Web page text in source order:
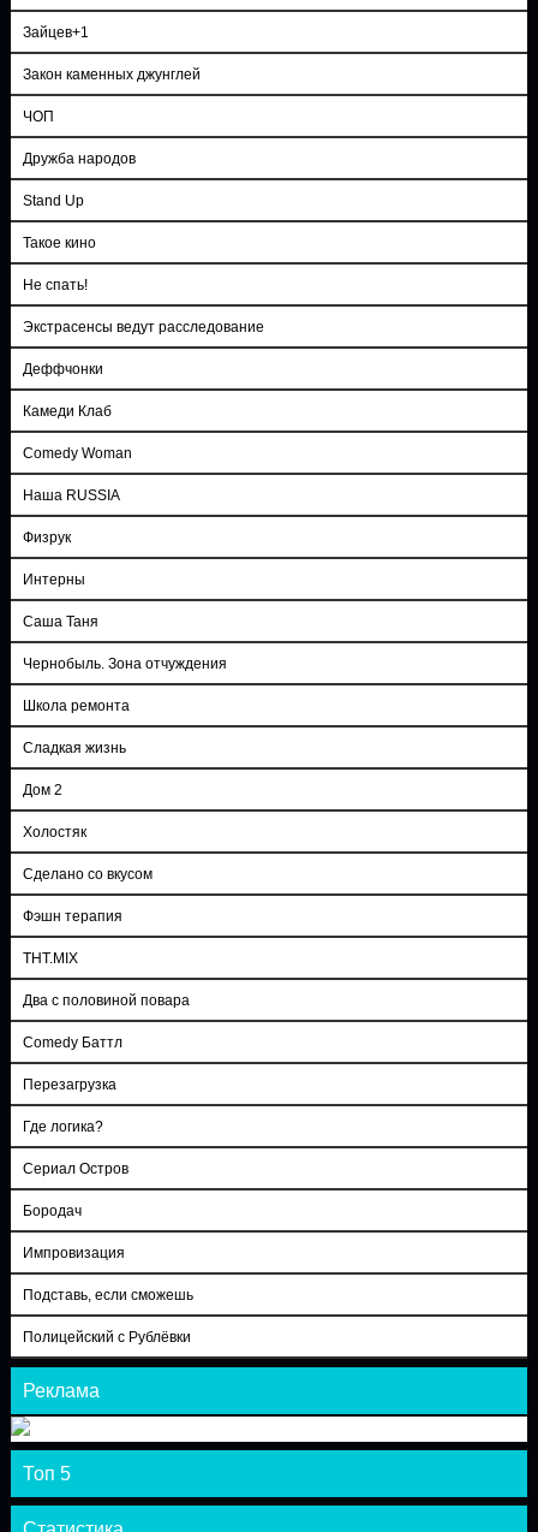
Зайцев+1
Закон каменных джунглей
ЧОП
Дружба народов
Stand Up
Такое кино
Не спать!
Экстрасенсы ведут расследование
Деффчонки
Камеди Клаб
Comedy Woman
Наша RUSSIA
Физрук
Интерны
Саша Таня
Чернобыль. Зона отчуждения
Школа ремонта
Сладкая жизнь
Дом 2
Холостяк
Сделано со вкусом
Фэшн терапия
ТНТ.MIX
Два с половиной повара
Comedy Баттл
Перезагрузка
Где логика?
Сериал Остров
Бородач
Импровизация
Подставь, если сможешь
Полицейский с Рублёвки
Реклама
Топ 5